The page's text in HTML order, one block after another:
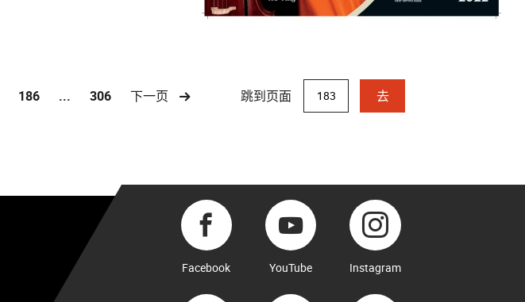
186 ... 306 下一页 跳到页面 去
Facebook YouTube Instagram